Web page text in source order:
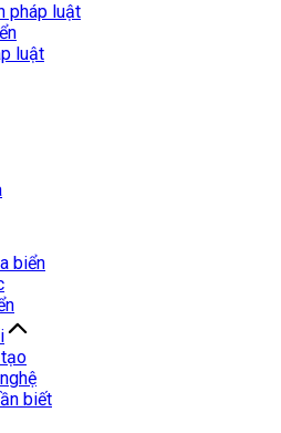
pháp luật
luật
biển
biết